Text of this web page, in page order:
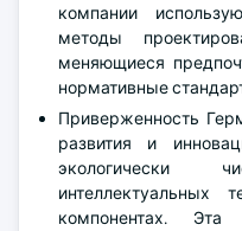
компании
методы
меняющиеся
нормативные
Приверженность
развития и
экологически
интеллектуальных
компонентах. Эта